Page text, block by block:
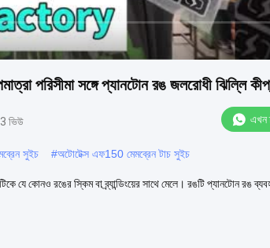
পরিসীমা সঙ্গে প্যানটোন রঙ জলরোধী ঝিল্লি
ভিউ এখন
সুইচ #অটোটেক্স এফ150 মেমব্রেন টাচ সুইচ
যে কোনও রঙের স্কিম বা ব্র্যান্ডিংয়ের সাথে মেলে। রঙটি প্যানটোন রঙ